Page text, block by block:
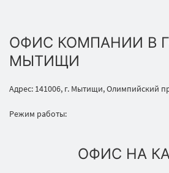
ОФИС КОМПАНИИ В
МЫТИЩИ
Адрес: 141006, г. Мытищи, Олимпийский
Режим работы:
ОФИС НА